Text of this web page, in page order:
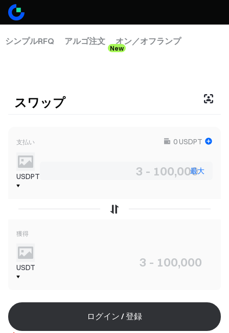
シンプルRFQ アルゴ注文 オン／オフランプ
New
スワップ
支払い 0USDPT
USDPT
最大
獲得
USDT
ログイン / 登録